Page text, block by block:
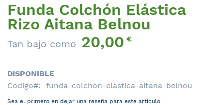
Funda Colchón Elástica
Rizo Aitana Belnou
Tan bajo como 20,00€
DISPONIBLE
Codigo
funda-colchon-elastica-aitana-belnou
Sea el primero en dejar una reseña para este artículo
Saltar
al
comienzo
de
la
de
imágenes